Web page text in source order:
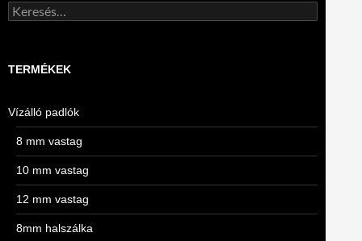
Keresés:
TERMÉKEK
Vízálló padlók
8 mm vastag
10 mm vastag
12 mm vastag
8mm halszálka